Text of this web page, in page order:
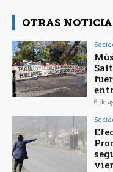
OTRAS
6 de